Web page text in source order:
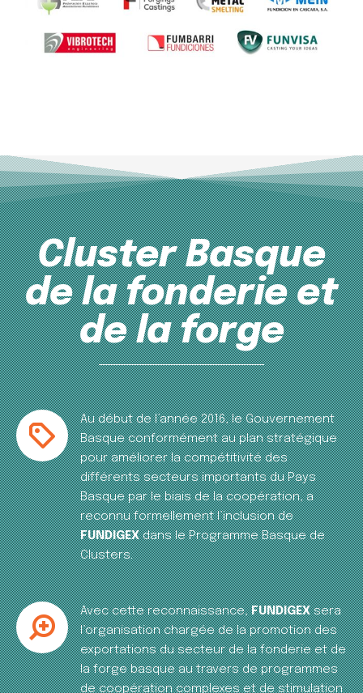
Cluster Basque
de la fonderie et
de la forge
Au début de l’année 2016, le Gouvernement
Basque conformément au plan stratégique
pour améliorer la compétitivité des
différents secteurs importants du Pays
Basque par le biais de la coopération, a
reconnu formellement l’inclusion de
FUNDIGEXdans le Programme Basque de
Clusters.
Avec cette reconnaissance,FUNDIGEXsera
l’organisation chargée de la promotion des
exportations du secteur de la fonderie et de
la forge basque au travers de programmes
de coopération complexes et de stimulation